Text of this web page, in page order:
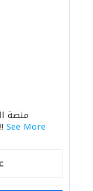
منصة
الأثاث...من بيتك أثث بيتك على ذوقك!! See More